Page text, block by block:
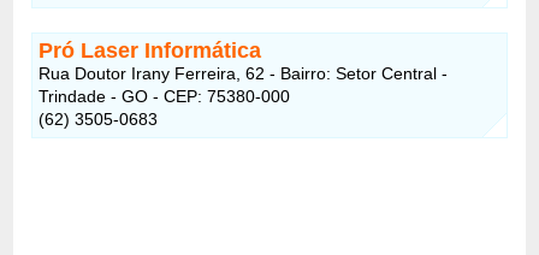
Pró Laser Informática
Rua Doutor Irany Ferreira, 62 - Bairro: Setor Central -
Trindade - GO - CEP: 75380-000
(62) 3505-0683